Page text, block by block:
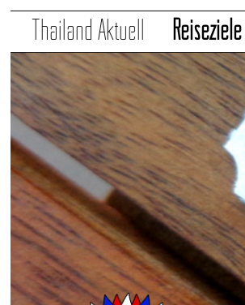
Thailand Aktuell Reiseziele